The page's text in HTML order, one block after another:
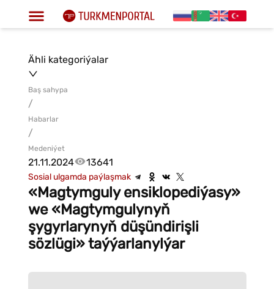
Ähli kategoriýalar
Baş sahypa
/
Habarlar
/
Medeniýet
21.11.2024 13641
Sosial ulgamda paýlaşmak
«Magtymguly ensiklopediýasy»
we «Magtymgulynyň
şygyrlarynyň düşündirişli
sözlügi» taýýarlanylýar